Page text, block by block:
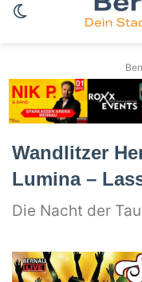
Skin umschalten
Wandlitzer
Lumina –
Die Nacht der